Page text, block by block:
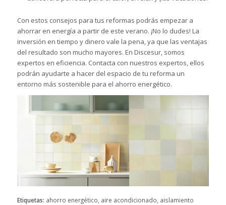
Con estos consejos para tus reformas podrás empezar a
ahorrar en energía a partir de este verano. ¡No lo dudes! La
inversión en tiempo y dinero vale la pena, ya que las ventajas
del resultado son mucho mayores. En Discesur, somos
expertos en eficiencia. Contacta con nuestros expertos, ellos
podrán ayudarte a hacer del espacio de tu reforma un
entorno más sostenible para el ahorro energético.
Etiquetas: ahorro energético, aire acondicionado, aislamiento